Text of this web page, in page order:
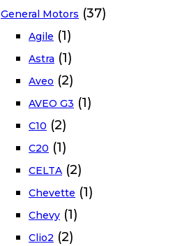
General Motors (37)
Agile (1)
Astra (1)
Aveo (2)
AVEO G3 (1)
C10 (2)
C20 (1)
CELTA (2)
Chevette (1)
Chevy (1)
Clio2 (2)